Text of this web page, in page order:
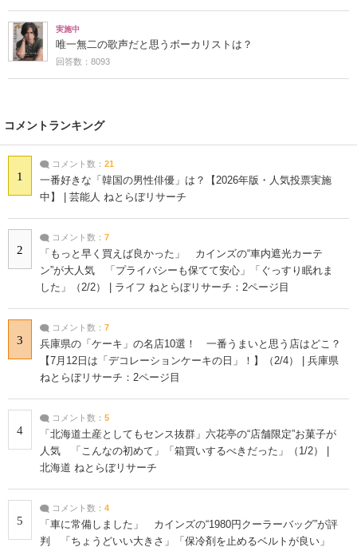
実施中
唯一無二の歌声だと思うボーカリストは？
回答数：8093
コメントランキング
1
コメント数： 21
一番好きな「韓国の男性俳優」は？【2026年版・人気投票実施
中】 | 芸能人 ねとらぼリサーチ
2
コメント数： 7
「もっと早く買えば良かった」 カインズの“車内遮光カーテ
ン”が大人気 「プライバシーも保てて安心」「ぐっすり眠れま
した」（2/2） | ライフ ねとらぼリサーチ：2ページ目
3
コメント数： 7
兵庫県の「ケーキ」の名店10選！ 一番うまいと思う店はどこ？
【7月12日は「デコレーションケーキの日」！】（2/4） | 兵庫県
ねとらぼリサーチ：2ページ目
4
コメント数： 5
「北海道土産としてもセンス抜群」六花亭の“店舗限定”お菓子が
人気 「こんなの初めて」「箱買いするべきだった」（1/2） |
北海道 ねとらぼリサーチ
5
コメント数： 4
「車に常備しました」 カインズの“1980円クーラーバッグ”が評
判 「ちょうどいい大きさ」「保冷剤を止めるベルトが良い」